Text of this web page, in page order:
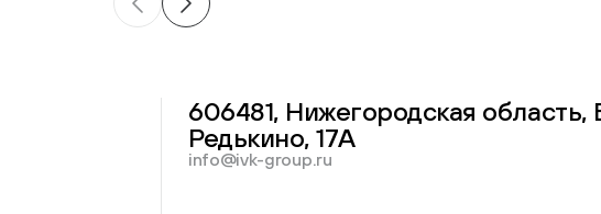
606481, Нижегородская
Редькино, 17А
info@ivk-group.ru